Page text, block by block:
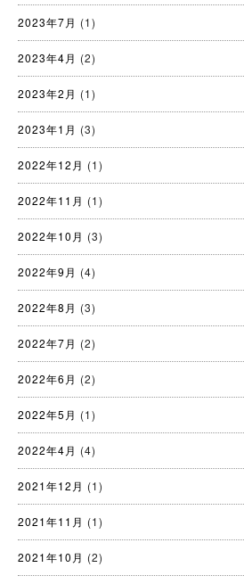
2023年7月 (1)
2023年4月 (2)
2023年2月 (1)
2023年1月 (3)
2022年12月 (1)
2022年11月 (1)
2022年10月 (3)
2022年9月 (4)
2022年8月 (3)
2022年7月 (2)
2022年6月 (2)
2022年5月 (1)
2022年4月 (4)
2021年12月 (1)
2021年11月 (1)
2021年10月 (2)